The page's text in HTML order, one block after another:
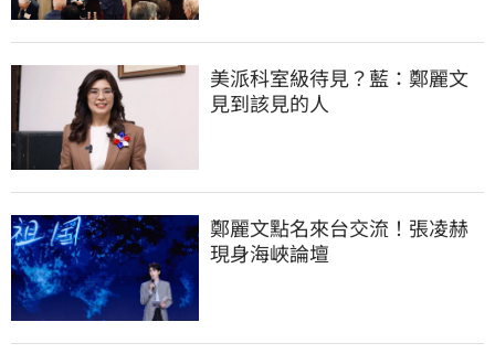
美派科室級待見？藍：鄭麗文
見到該見的人
鄭麗文點名來台交流！張凌赫
現身海峽論壇